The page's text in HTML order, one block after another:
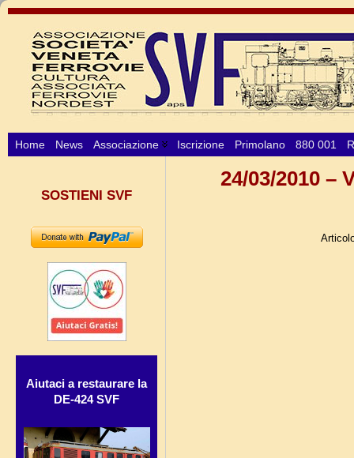
Home News Associazione Iscrizione Primolano 880 001
SOSTIENI SVF
Aiutaci a restaurare la
DE-424 SVF
24/03/2010 –